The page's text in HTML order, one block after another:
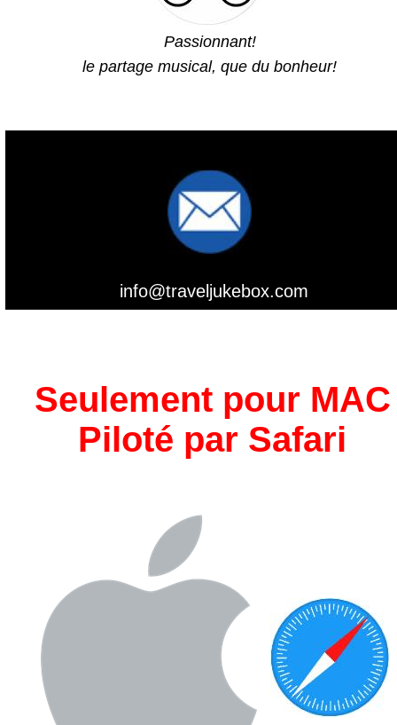
Seulement pour MAC
Piloté par Safari
info@traveljukebox.com
Passionnant!
le partage musical, que du bonheur!